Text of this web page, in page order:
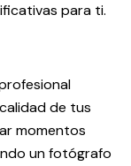
para ti.
de tus
momentos
un fotógrafo